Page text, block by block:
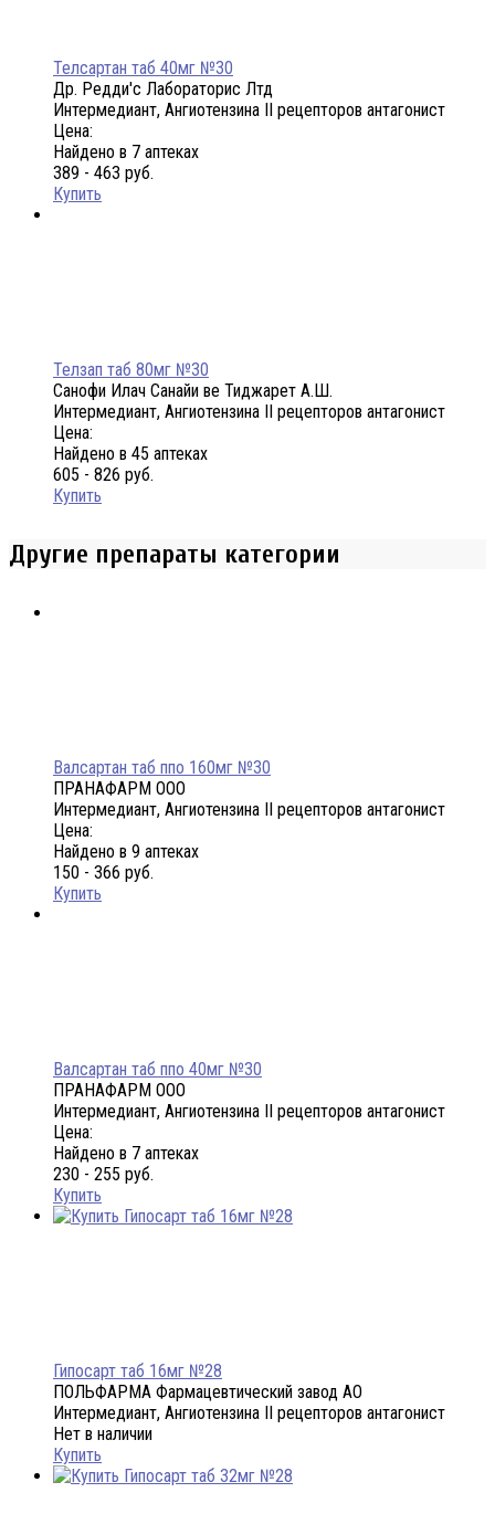
Телсартан таб 40мг №30
Др. Редди'с Лабораторис Лтд
Интермедиант, Ангиотензина II рецепторов антагонист
Цена:
Найдено в 7 аптеках
389 - 463 руб.
Купить
Телзап таб 80мг №30
Санофи Илач Санайи ве Тиджарет А.Ш.
Интермедиант, Ангиотензина II рецепторов антагонист
Цена:
Найдено в 45 аптеках
605 - 826 руб.
Купить
Другие препараты категории
Валсартан таб ппо 160мг №30
ПРАНАФАРМ ООО
Интермедиант, Ангиотензина II рецепторов антагонист
Цена:
Найдено в 9 аптеках
150 - 366 руб.
Купить
Валсартан таб ппо 40мг №30
ПРАНАФАРМ ООО
Интермедиант, Ангиотензина II рецепторов антагонист
Цена:
Найдено в 7 аптеках
230 - 255 руб.
Купить
Гипосарт таб 16мг №28
ПОЛЬФАРМА Фармацевтический завод АО
Интермедиант, Ангиотензина II рецепторов антагонист
Нет в наличии
Купить